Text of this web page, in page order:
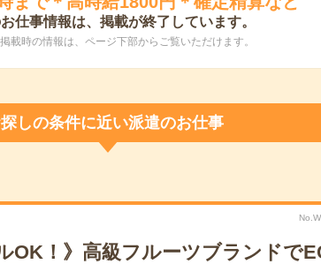
仕事情報は、掲載が終了しています。
載時の情報は、ページ下部からご覧いただけます。
しの条件に近い派遣のお仕事
OK！》高級フルーツブランドで